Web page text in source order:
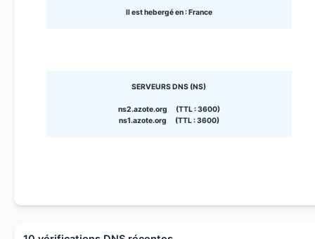
Il est hebergé en : France
SERVEURS DNS (NS)
ns2.azote.org (TTL : 3600)
ns1.azote.org (TTL : 3600)